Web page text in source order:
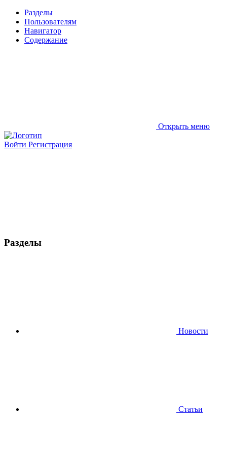
Разделы
Пользователям
Навигатор
Содержание
Открыть меню
Войти Регистрация
Разделы
Новости
Статьи